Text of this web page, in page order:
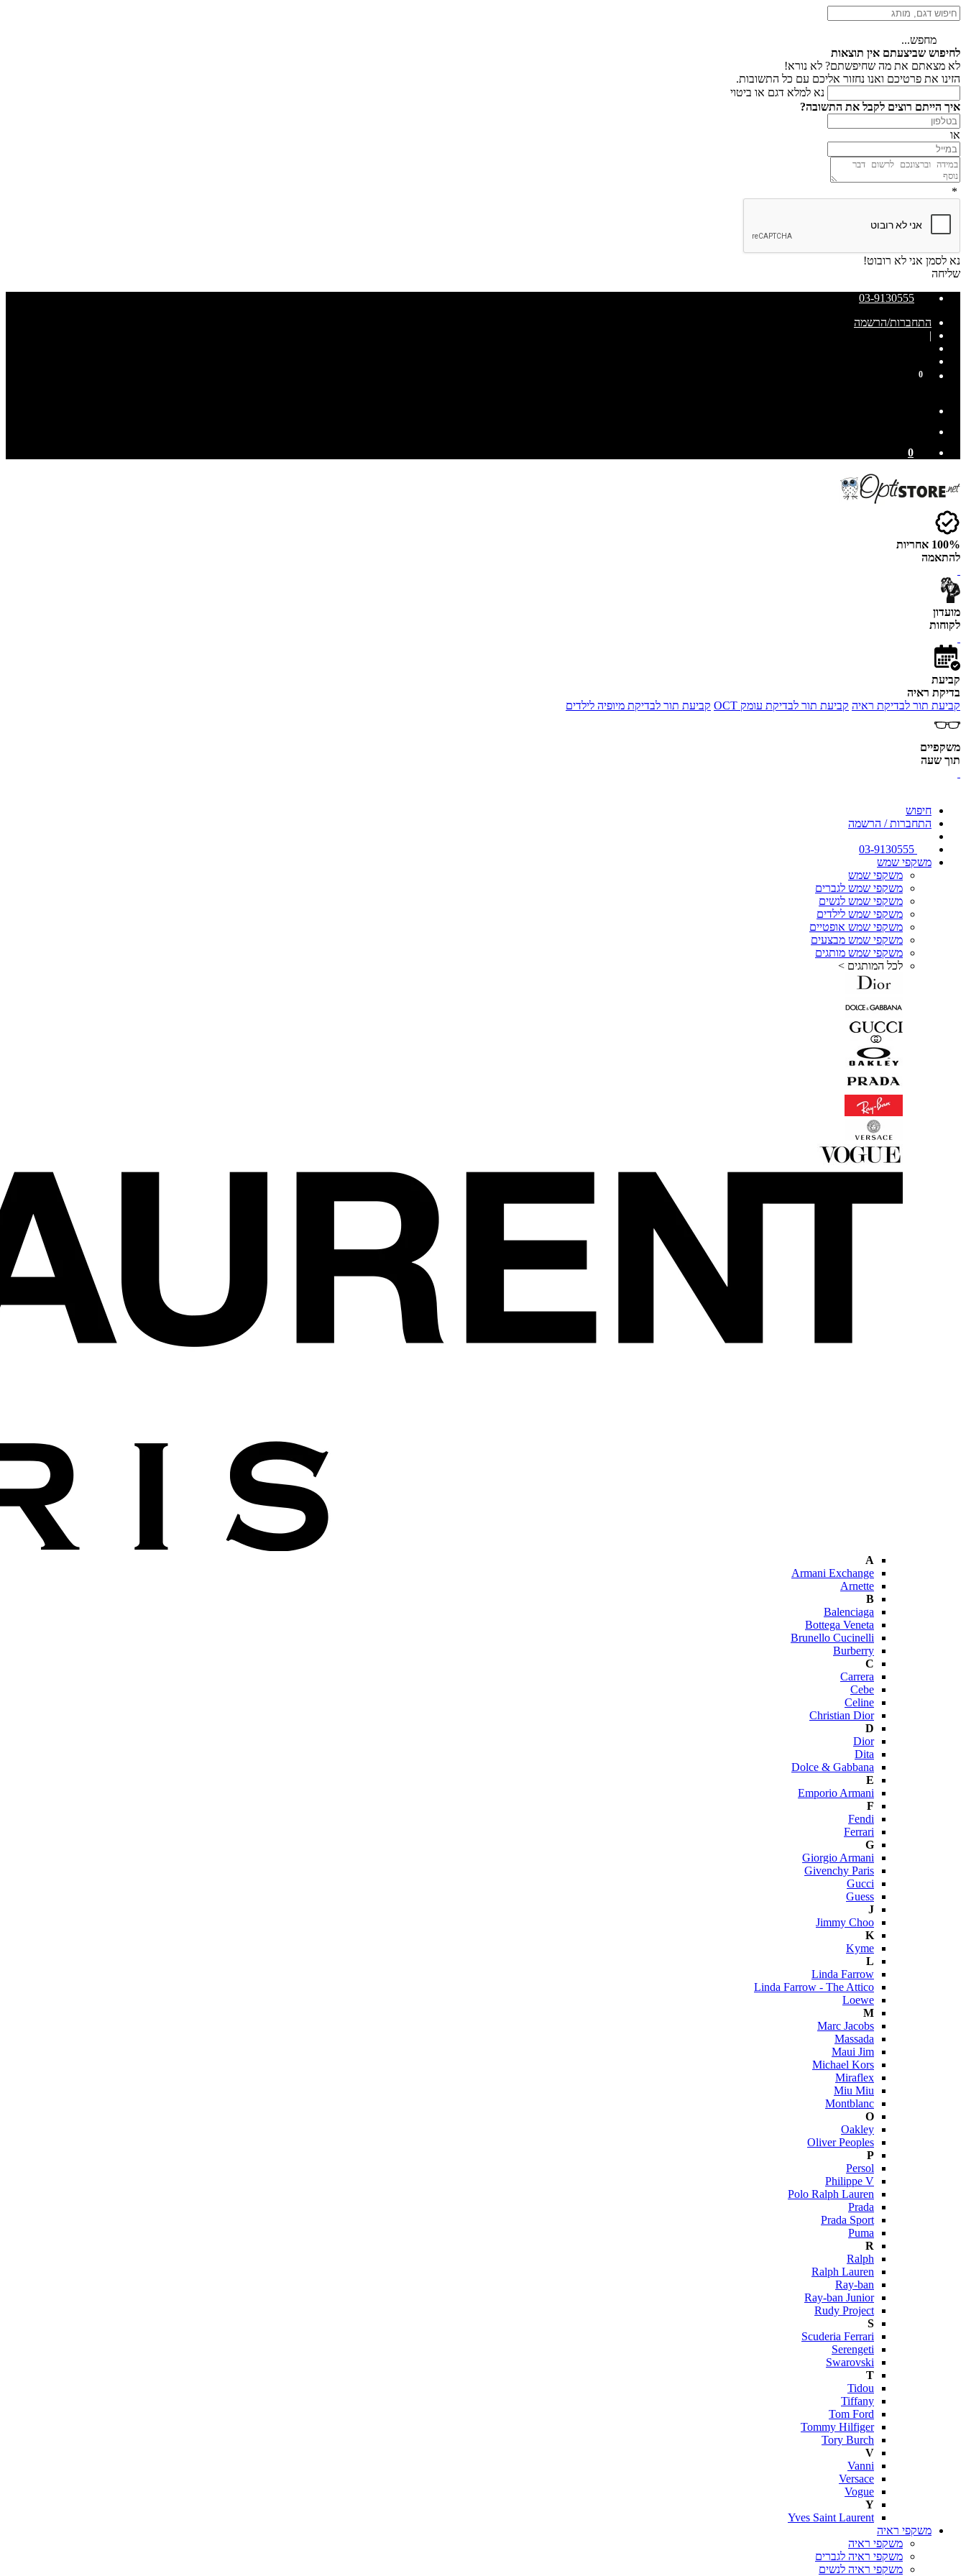
מחפש...
לחיפוש שביצעתם אין תוצאות
לא מצאתם את מה שחיפשתם? לא נורא!
הזינו את פרטיכם ואנו נחזור אליכם עם כל התשובות.
נא למלא דגם או ביטוי
איך הייתם רוצים לקבל את התשובה?
או
*
נא לסמן אני לא רובוט!
שליחה
03-9130555
התחברות/הרשמה
|
0
0
100% אחריות
להתאמה
מועדון
לקוחות
קביעת
בדיקת ראיה
קביעת תור לבדיקת ראיה קביעת תור לבדיקת עומק OCT קביעת תור לבדיקת מיופיה לילדים
משקפיים
תוך שעה
חיפוש
התחברות / הרשמה
משקפי שמש
משקפי שמש
משקפי שמש לגברים
משקפי שמש לנשים
משקפי שמש לילדים
משקפי שמש אופטיים
משקפי שמש מבצעים
משקפי שמש מותגים
לכל המותגים >
A
Armani Exchange
Arnette
B
Balenciaga
Bottega Veneta
Brunello Cucinelli
Burberry
C
Carrera
Cebe
Celine
Christian Dior
D
Dior
Dita
Dolce & Gabbana
E
Emporio Armani
F
Fendi
Ferrari
G
Giorgio Armani
Givenchy Paris
Gucci
Guess
J
Jimmy Choo
K
Kyme
L
Linda Farrow
Linda Farrow - The Attico
Loewe
M
Marc Jacobs
Massada
Maui Jim
Michael Kors
Miraflex
Miu Miu
Montblanc
O
Oakley
Oliver Peoples
P
Persol
Philippe V
Polo Ralph Lauren
Prada
Prada Sport
Puma
R
Ralph
Ralph Lauren
Ray-ban
Ray-ban Junior
Rudy Project
S
Scuderia Ferrari
Serengeti
Swarovski
T
Tidou
Tiffany
Tom Ford
Tommy Hilfiger
Tory Burch
V
Vanni
Versace
Vogue
Y
Yves Saint Laurent
משקפי ראיה
משקפי ראיה
משקפי ראיה לגברים
משקפי ראיה לנשים